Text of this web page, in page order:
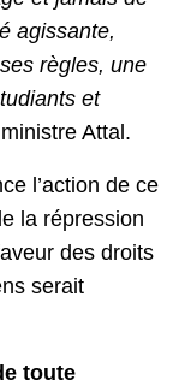
agissante,
règles, une
et
Attal.
l’action de ce
la répression
des droits
serait
toute